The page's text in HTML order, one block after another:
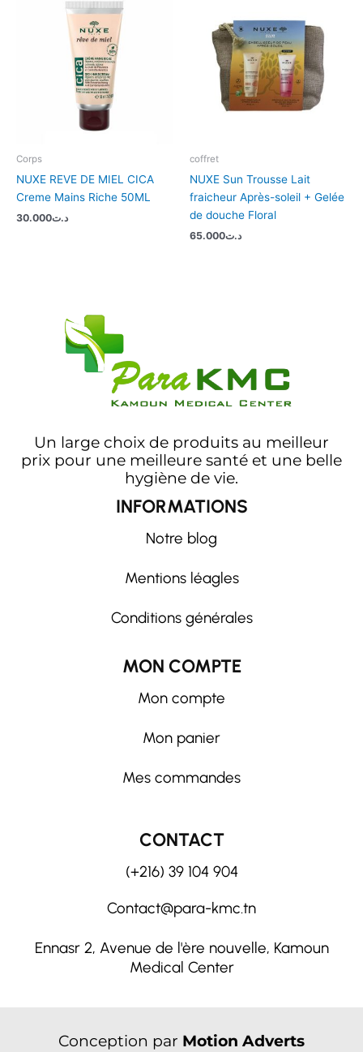
Corps
NUXE REVE DE MIEL CICA
Creme Mains Riche 50ML
د.ت30.000
coffret
NUXE Sun Trousse Lait
fraicheur Après-soleil + Gelée
de douche Floral
د.ت65.000
Un large choix de produits au meilleur
prix pour une meilleure santé et une belle
hygiène de vie.
INFORMATIONS
Notre blog
Mentions léagles
Conditions générales
MON COMPTE
Mon compte
Mon panier
Mes commandes
CONTACT
(+216) 39 104 904
Contact@para-kmc.tn
Ennasr 2, Avenue de l'ère nouvelle, Kamoun
Medical Center
Conception par Motion Adverts